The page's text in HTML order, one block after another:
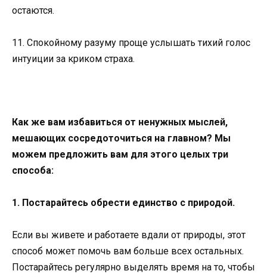
остаются.
11. Спокойному разуму проще услышать тихий голос
интуиции за криком страха.
Как же вам избавиться от ненужных мыслей,
мешающих сосредоточиться на главном? Мы
можем предложить вам для этого целых три
способа:
1. Постарайтесь обрести единство с природой.
Если вы живете и работаете вдали от природы, этот
способ может помочь вам больше всех остальных.
Постарайтесь регулярно выделять время на то, чтобы